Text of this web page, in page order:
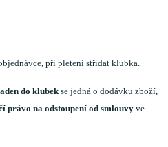
při pletení střídat klubka.
do klubekse jedná o dodávku zboží,
právo na odstoupení od smlouvyve